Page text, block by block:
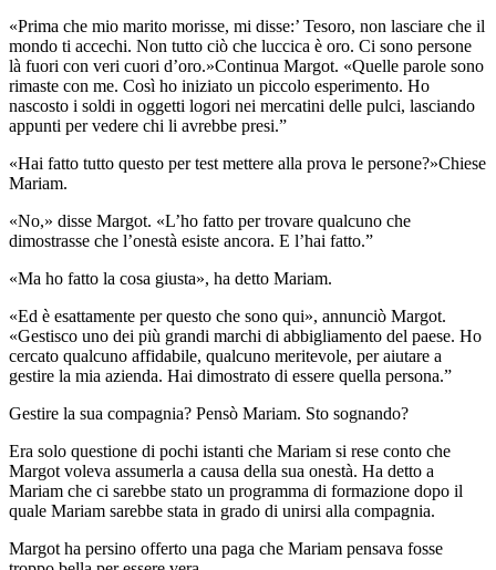
«Prima che mio marito morisse, mi disse:’ Tesoro, non lasciare che il
mondo ti accechi. Non tutto ciò che luccica è oro. Ci sono persone
là fuori con veri cuori d’oro.»Continua Margot. «Quelle parole sono
rimaste con me. Così ho iniziato un piccolo esperimento. Ho
nascosto i soldi in oggetti logori nei mercatini delle pulci, lasciando
appunti per vedere chi li avrebbe presi.”
«Hai fatto tutto questo per test mettere alla prova le persone?»Chiese
Mariam.
«No,» disse Margot. «L’ho fatto per trovare qualcuno che
dimostrasse che l’onestà esiste ancora. E l’hai fatto.”
«Ma ho fatto la cosa giusta», ha detto Mariam.
«Ed è esattamente per questo che sono qui», annunciò Margot.
«Gestisco uno dei più grandi marchi di abbigliamento del paese. Ho
cercato qualcuno affidabile, qualcuno meritevole, per aiutare a
gestire la mia azienda. Hai dimostrato di essere quella persona.”
Gestire la sua compagnia? Pensò Mariam. Sto sognando?
Era solo questione di pochi istanti che Mariam si rese conto che
Margot voleva assumerla a causa della sua onestà. Ha detto a
Mariam che ci sarebbe stato un programma di formazione dopo il
quale Mariam sarebbe stata in grado di unirsi alla compagnia.
Margot ha persino offerto una paga che Mariam pensava fosse